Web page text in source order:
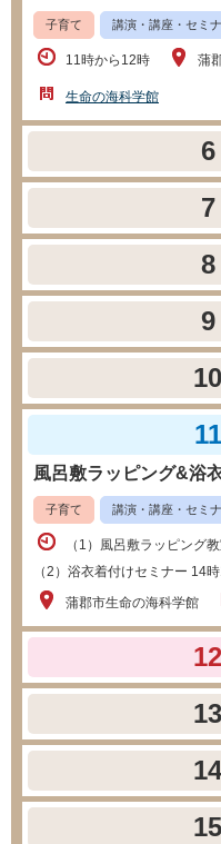
子育て 講演・講座・セミ
11時から12時 蒲
生命の海科学館
6
7
8
9
10
11
風呂敷ラッピング&浴
子育て 講演・講座・セミ
（1）風呂敷ラッピング
（2）浴衣着付けセミナー 14
蒲郡市生命の海科学館
12
13
14
15